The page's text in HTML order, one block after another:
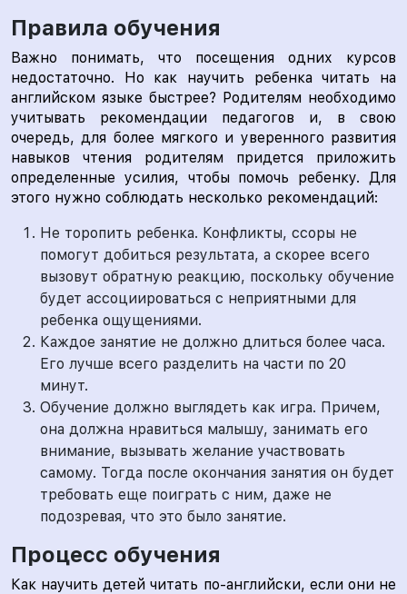
Правила обучения
Важно понимать, что посещения одних курсов
недостаточно. Но как научить ребенка читать на
английском языке быстрее? Родителям необходимо
учитывать рекомендации педагогов и, в свою
очередь, для более мягкого и уверенного развития
навыков чтения родителям придется приложить
определенные усилия, чтобы помочь ребенку. Для
этого нужно соблюдать несколько рекомендаций:
Не торопить ребенка. Конфликты, ссоры не
помогут добиться результата, а скорее всего
вызовут обратную реакцию, поскольку обучение
будет ассоциироваться с неприятными для
ребенка ощущениями.
Каждое занятие не должно длиться более часа.
Его лучше всего разделить на части по 20
минут.
Обучение должно выглядеть как игра. Причем,
она должна нравиться малышу, занимать его
внимание, вызывать желание участвовать
самому. Тогда после окончания занятия он будет
требовать еще поиграть с ним, даже не
подозревая, что это было занятие.
Процесс обучения
Как научить детей читать по-английски, если они не